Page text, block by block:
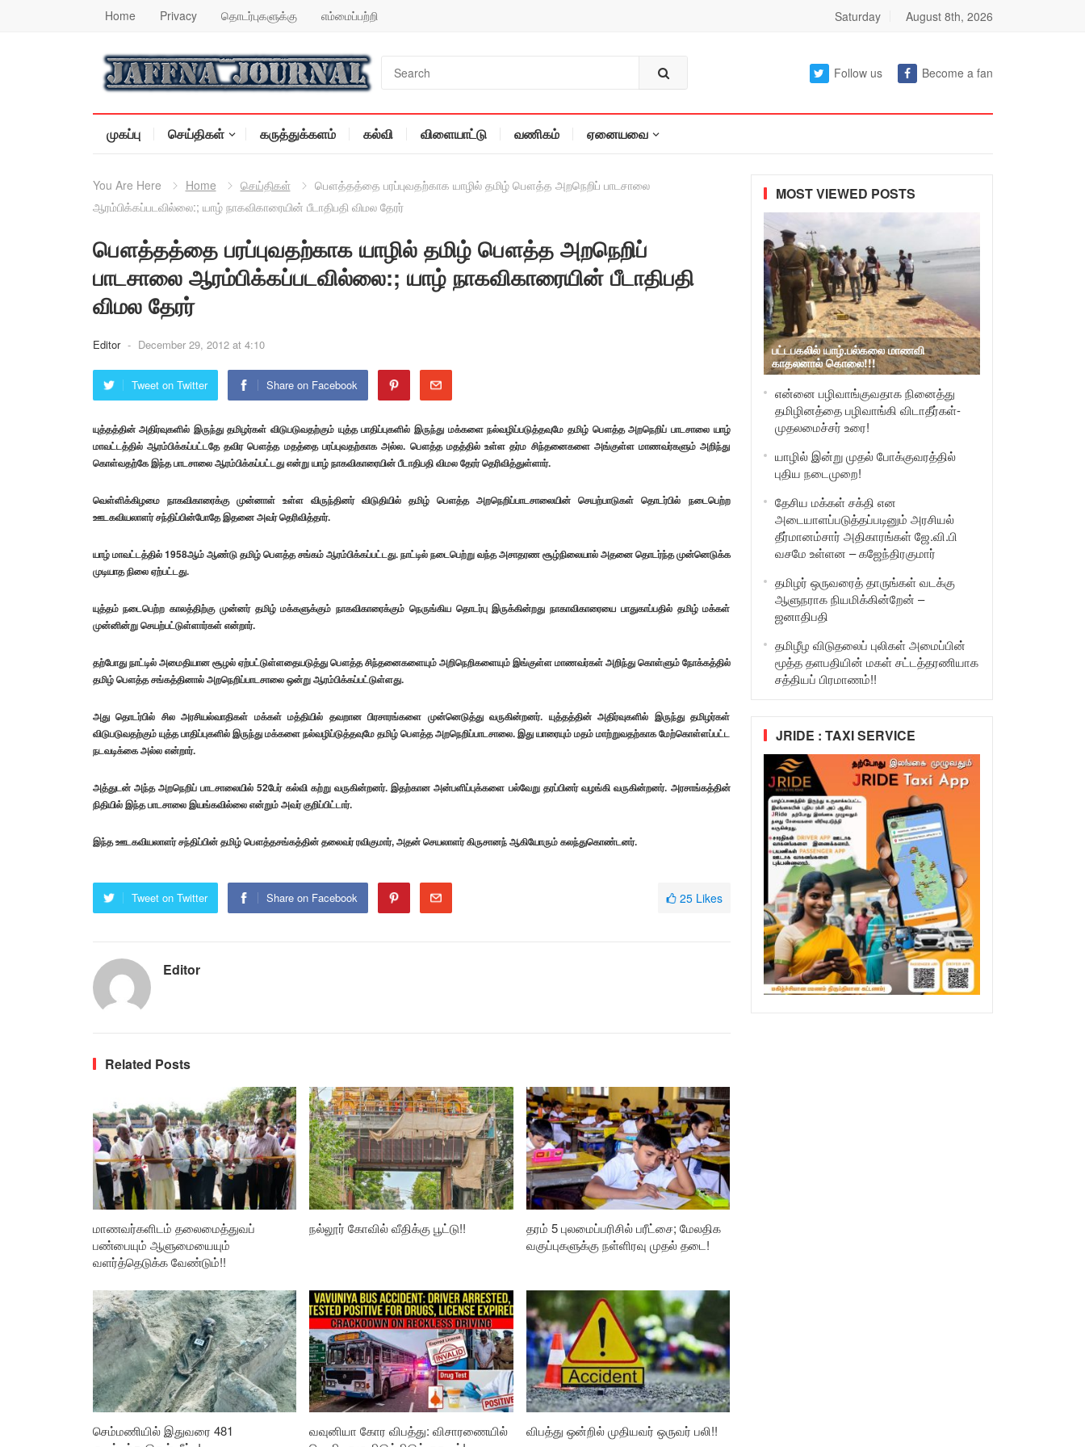
Home Privacy தொடர்புகளுக்கு எம்மைப்பற்றி Saturday August 8th, 2026
Follow us Become a fan
முகப்பு செய்திகள் கருத்துக்களம் கல்வி விளையாட்டு வணிகம் ஏனையவை
You Are Here Home செய்திகள்
பௌத்தத்தை பரப்புவதற்காக யாழில் தமிழ் பௌத்த அறநெறிப் பாடசாலை
ஆரம்பிக்கப்படவில்லை:; யாழ் நாகவிகாரையின் பீடாதிபதி விமல தேரர்
பௌத்தத்தை பரப்புவதற்காக யாழில் தமிழ் பௌத்த அறநெறிப்
பாடசாலை ஆரம்பிக்கப்படவில்லை:; யாழ் நாகவிகாரையின் பீடாதிபதி
விமல தேரர்
Editor - December 29, 2012 at 4:10
Tweet on Twitter Share on Facebook
யுத்தத்தின் அதிர்வுகளில் இருந்து தமிழர்கள் விடுபடுவதற்கும் யுத்த பாதிப்புகளில் இருந்து மக்களை நல்வழிப்படுத்தவுமே தமிழ் பௌத்த அறநெறிப் பாடசாலை யாழ்
மாவட்டத்தில் ஆரம்பிக்கப்பட்டதே தவிர பௌத்த மதத்தை பரப்புவதற்காக அல்ல. பௌத்த மதத்தில் உள்ள தர்ம சிந்தனைகளை அங்குள்ள மாணவர்களும் அறிந்து
கொள்வதற்கேஇந்த பாடசாலை ஆரம்பிக்கப்பட்டது என்று யாழ் நாகவிகாரையின் பீடாதிபதி விமல தேரர் தெரிவித்துள்ளார்.
வெள்ளிக்கிழமை நாகவிகாரைக்கு முன்னாள் உள்ள விருந்தினர் விடுதியில் தமிழ் பௌத்த அறநெறிப்பாடசாலையின் செயற்பாடுகள் தொடர்பில் நடைபெற்ற
ஊடகவியலாளர் சந்திப்பின்போதே இதனை அவர் தெரிவித்தார்.
யாழ் மாவட்டத்தில் 1958ஆம் ஆண்டு தமிழ் பௌத்த சங்கம் ஆரம்பிக்கப்பட்டது. நாட்டில் நடைபெற்று வந்த அசாதரண சூழ்நிலையால் அதனை தொடர்ந்த முன்னெடுக்க
முடியாத நிலை ஏற்பட்டது.
யுத்தம் நடைபெற்ற காலத்திற்கு முன்னர் தமிழ் மக்களுக்கும் நாகவிகாரைக்கும் நெருங்கிய தொடர்பு இருக்கின்றது நாகாவிகாரையை பாதுகாப்பதில் தமிழ் மக்கள்
முன்னின்று செயற்பட்டுள்ளார்கள் என்றார்.
தற்போது நாட்டில் அமைதியான சூழல் ஏற்பட்டுள்ளதையடுத்து பௌத்த சிந்தனைகளையும் அறிநெறிகளையும் இங்குள்ள மாணவர்கள் அறிந்து கொள்ளும் நோக்கத்தில்
தமிழ் பௌத்த சங்கத்தினால் அறநெறிப்பாடசாலை ஒன்று ஆரம்பிக்கப்பட்டுள்ளது.
அது தொடர்பில் சில அரசியல்வாதிகள் மக்கள் மத்தியில் தவறான பிரசாரங்களை முன்னெடுத்து வருகின்றனர். யுத்தத்தின் அதிர்வுகளில் இருந்து தமிழர்கள்
விடுபடுவதற்கும் யுத்த பாதிப்புகளில் இருந்து மக்களை நல்வழிப்டுத்தவுமே தமிழ் பௌத்த அறநெறிப்பாடசாலை. இது யாரையும் மதம் மாற்றுவதற்காக மேற்கொள்ளப்பட்ட
நடவடிக்கை அல்ல என்றார்.
அத்துடன் அந்த அறநெறிப் பாடசாலையில் 52பேர் கல்வி கற்று வருகின்றனர். இதற்கான அன்பளிப்புக்களை பல்வேறு தரப்பினர் வழங்கி வருகின்றனர். அரசாங்கத்தின்
நிதியில் இந்த பாடசாலை இயங்கவில்லை என்றும் அவர் குறிப்பிட்டார்.
இந்த ஊடகவியலாளர் சந்திப்பின் தமிழ் பௌத்தசங்கத்தின் தலைவர் ரவிகுமார், அதன் செயலாளர் கிருசானந் ஆகியோரும் கலந்துகொண்டனர்.
Tweet on Twitter Share on Facebook 25 Likes
Editor
Related Posts
மாணவர்களிடம் தலைமைத்துவப்
பண்பையும் ஆளுமையையும்
வளர்த்தெடுக்க வேண்டும்!!
நல்லூர் கோவில் வீதிக்கு பூட்டு!!
தரம் 5 புலமைப்பரிசில் பரீட்சை; மேலதிக
வகுப்புகளுக்கு நள்ளிரவு முதல் தடை!
செம்மணியில் இதுவரை 481
வவுனியா கோர விபத்து: விசாரணையில்
விபத்து ஒன்றில் முதியவர் ஒருவர் பலி!!
MOST VIEWED POSTS
பட்டபகலில் யாழ்.பல்கலை மாணவி
காதலனால் கொலை!!!
என்னை பழிவாங்குவதாக நினைத்து
தமிழினத்தை பழிவாங்கி விடாதீர்கள்-
முதலமைச்சர் உரை!
யாழில் இன்று முதல் போக்குவரத்தில்
புதிய நடைமுறை!
தேசிய மக்கள் சக்தி என
அடையாளப்படுத்தப்படினும் அரசியல்
தீர்மானம்சார் அதிகாரங்கள் ஜே.வி.பி
வசமே உள்ளன – கஜேந்திரகுமார்
தமிழர் ஒருவரைத் தாருங்கள் வடக்கு
ஆளுநராக நியமிக்கின்றேன் –
ஜனாதிபதி
தமிழீழ விடுதலைப் புலிகள் அமைப்பின்
மூத்த தளபதியின் மகள் சட்டத்தரணியாக
சத்தியப் பிரமாணம்!!
JRIDE : TAXI SERVICE